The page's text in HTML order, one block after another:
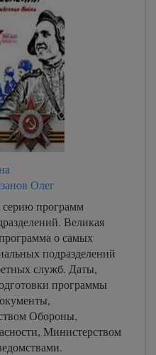
Олег
серию программ
Великая
о самых
подразделений
служб. Даты,
программы
Обороны,
Министерством